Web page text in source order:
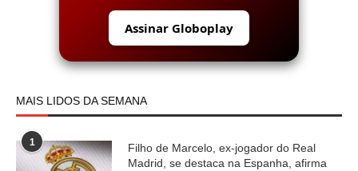
Assinar Globoplay
MAIS LIDOS DA SEMANA
1
Filho de Marcelo, ex-jogador do Real
Madrid, se destaca na Espanha, afirma